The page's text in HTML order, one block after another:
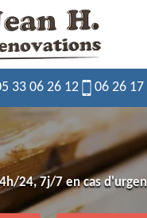
33 06 26 12 06 26 17
24, 7j/7 en cas